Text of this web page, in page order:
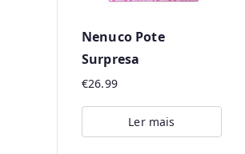
Nenuco Pote
Surpresa
€26.99
Ler mais